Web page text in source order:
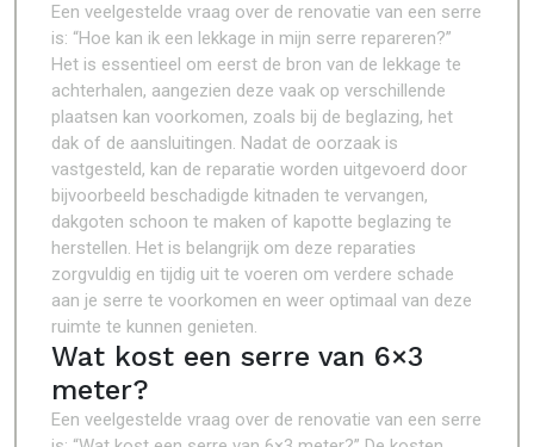
Een veelgestelde vraag over de renovatie van een serre
is: “Hoe kan ik een lekkage in mijn serre repareren?”
Het is essentieel om eerst de bron van de lekkage te
achterhalen, aangezien deze vaak op verschillende
plaatsen kan voorkomen, zoals bij de beglazing, het
dak of de aansluitingen. Nadat de oorzaak is
vastgesteld, kan de reparatie worden uitgevoerd door
bijvoorbeeld beschadigde kitnaden te vervangen,
dakgoten schoon te maken of kapotte beglazing te
herstellen. Het is belangrijk om deze reparaties
zorgvuldig en tijdig uit te voeren om verdere schade
aan je serre te voorkomen en weer optimaal van deze
ruimte te kunnen genieten.
Wat kost een serre van 6×3
meter?
Een veelgestelde vraag over de renovatie van een serre